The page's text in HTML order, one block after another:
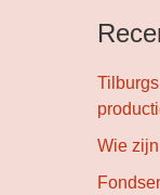
Wie